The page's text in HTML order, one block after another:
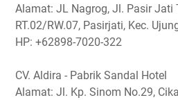
Alamat: JL Nagrog, Jl. Pasir Jati
RT.02/RW.07, Pasirjati, Kec.
HP: +62898-7020-322
CV. Aldira - Pabrik Sandal Hotel
Alamat: Jl. Kp. Sinom No.29,